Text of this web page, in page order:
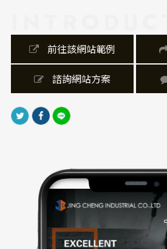
網站製作上導入 RWD 響應式網頁設
前往該網站範例
諮詢網站方案